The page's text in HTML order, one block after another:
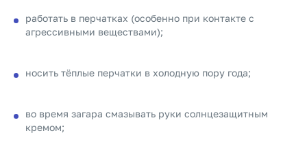
работать в перчатках (особенно при контакте с
агрессивными веществами);
носить тёплые перчатки в холодную пору года;
во время загара смазывать руки солнцезащитным
кремом;